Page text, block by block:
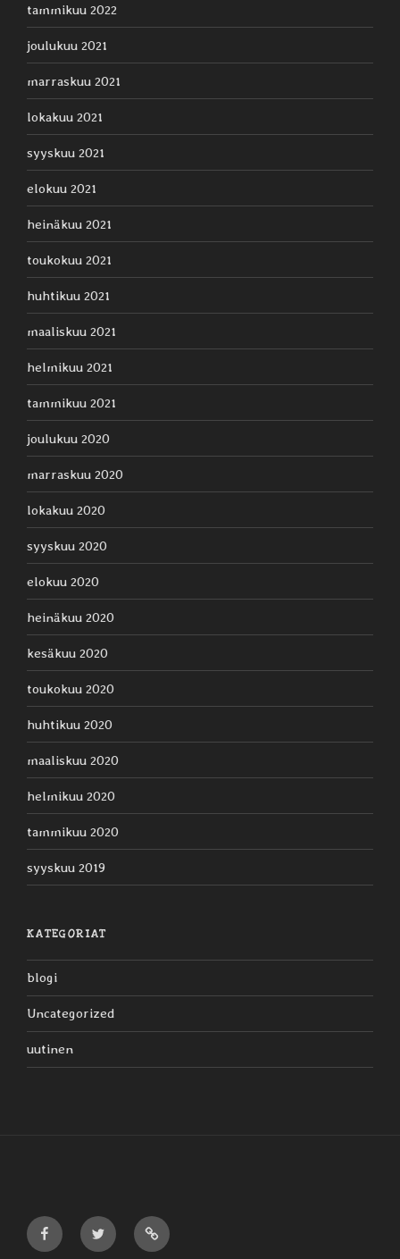
tammikuu 2022
joulukuu 2021
marraskuu 2021
lokakuu 2021
syyskuu 2021
elokuu 2021
heinäkuu 2021
toukokuu 2021
huhtikuu 2021
maaliskuu 2021
helmikuu 2021
tammikuu 2021
joulukuu 2020
marraskuu 2020
lokakuu 2020
syyskuu 2020
elokuu 2020
heinäkuu 2020
kesäkuu 2020
toukokuu 2020
huhtikuu 2020
maaliskuu 2020
helmikuu 2020
tammikuu 2020
syyskuu 2019
KATEGORIAT
blogi
Uncategorized
uutinen
Liljaiset
Facebookissa
Liljaiset
Twitterissä
Liljaiset
Discogsissa